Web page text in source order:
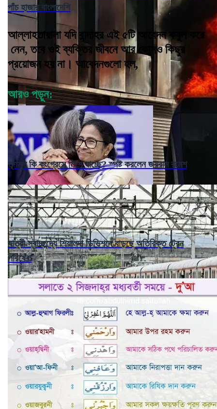
পাঁচ হাজার বাংলাদেশি
আল্লাহতায়ালা যদি বান্দাহর এই ৫টি আবেদন কবুল করে
নেন, তবে ওই ব্যক্তির জীবনে আর কোনও কিছুর
প্রয়োজন হয় না। আবেদনগুলো হল,
আরও পড়ুন:
তৃণমূল কি কংগ্রেসে মিশে যাচ্ছে? স্পষ্ট করলেন জয়রাম রমেশ
যাত্রী স্বাচ্ছন্দ্যে শিয়ালদা ডিভিশনে বাড়ছে অতিরিক্ত ট্রেন
পরিষেবা